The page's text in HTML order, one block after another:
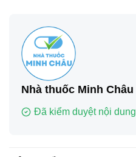
Nhà thuốc Minh Châu
Đã kiểm duyệt nội dung